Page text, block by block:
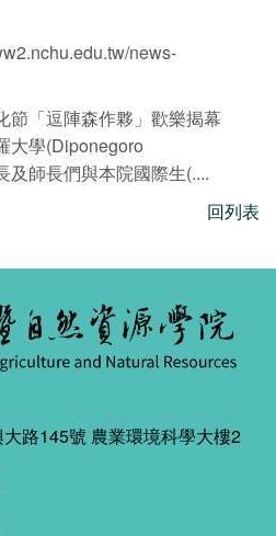
news-
節「逗陣森作夥」歡樂揭幕
大學(Diponegoro
及師長們與本院國際生(....
回列表
路145號 農業環境科學大樓2